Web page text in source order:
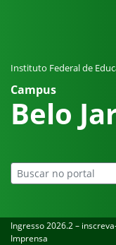
Instituto Federal de
Campus
Belo
Ingresso 2026.2 –
Imprensa